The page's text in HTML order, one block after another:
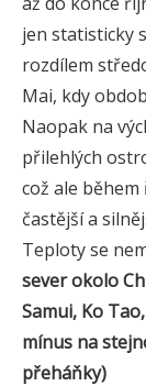
jen statisticky
rozdílem
Mai, kdy
Naopak na
přilehlých
což ale
častější a
Teploty se
sever okolo
Samui, Ko
mínus na
přeháňky)